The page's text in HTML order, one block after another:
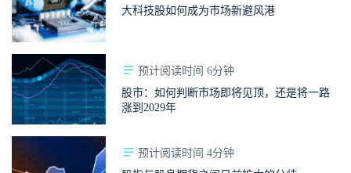
大科技股如何成为市场新避风港
预计阅读时间 6分钟
股市：如何判断市场即将见顶，还是将一路
涨到2029年
预计阅读时间 4分钟